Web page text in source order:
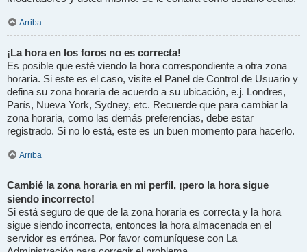
Arriba
¡La hora en los foros no es correcta!
Es posible que esté viendo la hora correspondiente a otra zona
horaria. Si este es el caso, visite el Panel de Control de Usuario y
defina su zona horaria de acuerdo a su ubicación, e.j. Londres,
París, Nueva York, Sydney, etc. Recuerde que para cambiar la
zona horaria, como las demás preferencias, debe estar
registrado. Si no lo está, este es un buen momento para hacerlo.
Arriba
Cambié la zona horaria en mi perfil, ¡pero la hora sigue
siendo incorrecto!
Si está seguro de que de la zona horaria es correcta y la hora
sigue siendo incorrecta, entonces la hora almacenada en el
servidor es errónea. Por favor comuníquese con La